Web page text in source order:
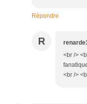
Répondre
R
<br />
<br />